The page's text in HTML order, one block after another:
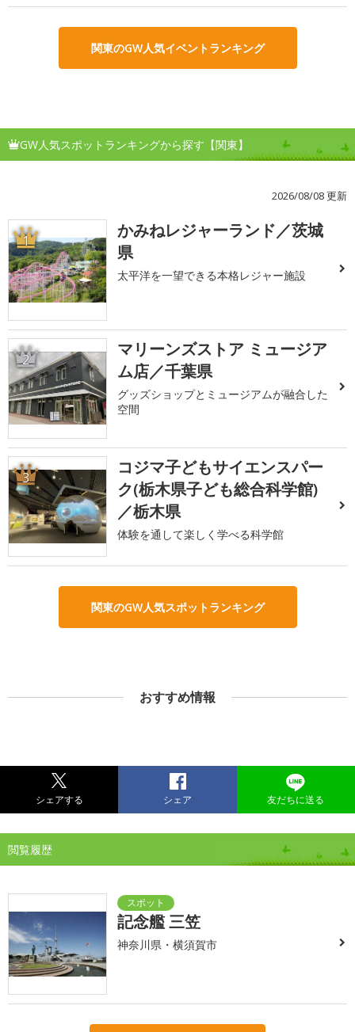
関東のGW人気イベントランキング
GW人気スポットランキングから探す【関東】
2026/08/08 更新
1
かみねレジャーランド／茨城
県
太平洋を一望できる本格レジャー施設
2
マリーンズストア ミュージア
ム店／千葉県
グッズショップとミュージアムが融合した
空間
3
コジマ子どもサイエンスパー
ク(栃木県子ども総合科学館)
／栃木県
体験を通して楽しく学べる科学館
関東のGW人気スポットランキング
おすすめ情報
シェアする シェア 友だちに送る
閲覧履歴
記念艦 三笠
神奈川県・横須賀市